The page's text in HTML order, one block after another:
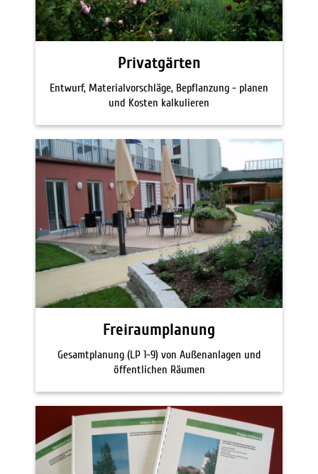
Privatgärten
Entwurf, Materialvorschläge, Bepflanzung - planen
und Kosten kalkulieren
Freiraumplanung
Gesamtplanung (LP 1-9) von Außenanlagen und
öffentlichen Räumen